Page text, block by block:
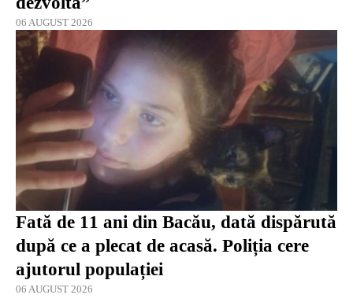
06 AUGUST 2026
Fată de 11 ani din Bacău, dată dispărută
după ce a plecat de acasă. Poliția cere
ajutorul populației
06 AUGUST 2026